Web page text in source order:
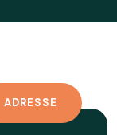
ADRESSE